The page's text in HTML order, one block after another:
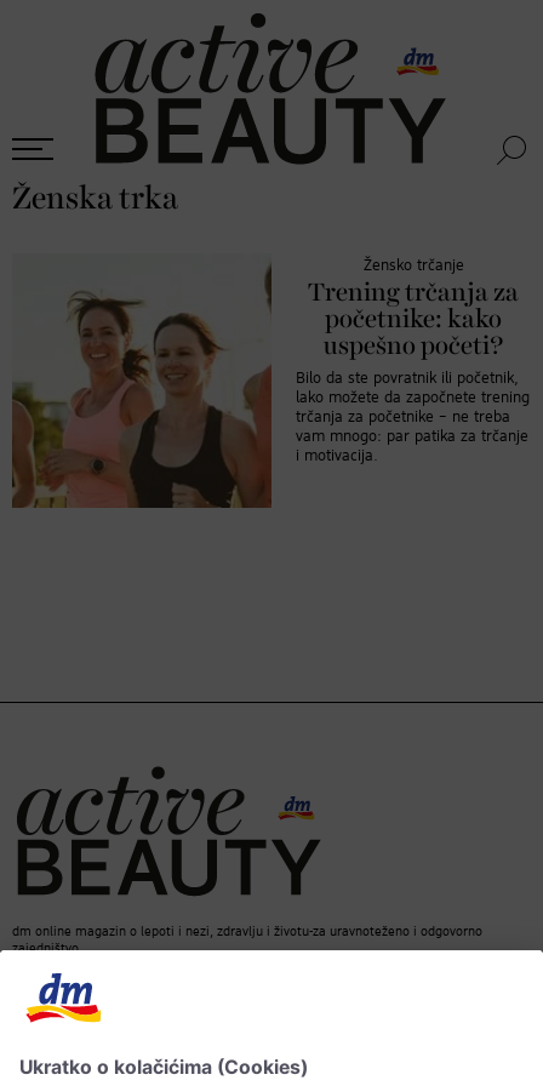
Ženska trka
Žensko trčanje
Trening trčanja za
početnike: kako
uspešno početi?
Bilo da ste povratnik ili početnik,
lako možete da započnete trening
trčanja za početnike – ne treba
vam mnogo: par patika za trčanje
i motivacija.
dm online magazin o lepoti i nezi, zdravlju i životu-za uravnoteženo i odgovorno
zajedništvo.